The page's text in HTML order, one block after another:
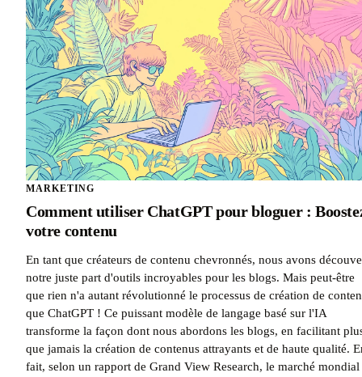
MARKETING
Comment utiliser ChatGPT pour bloguer :
votre contenu
En tant que créateurs de contenu chevronnés, nous avons
notre juste part d'outils incroyables pour les blogs. Mais peut-être
que rien n'a autant révolutionné le processus de création de
que ChatGPT ! Ce puissant modèle de langage basé sur l'IA
transforme la façon dont nous abordons les blogs, en facilitant
que jamais la création de contenus attrayants et de haute qualité.
fait, selon un rapport de Grand View Research, le marché mondial